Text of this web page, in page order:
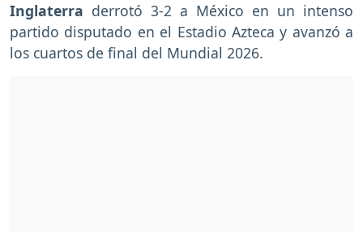
Inglaterra derrotó 3-2 a México en un intenso
partido disputado en el Estadio Azteca y avanzó a
los cuartos de final del Mundial 2026.